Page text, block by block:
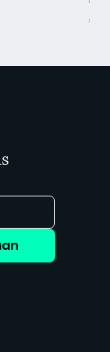
Prijs
€